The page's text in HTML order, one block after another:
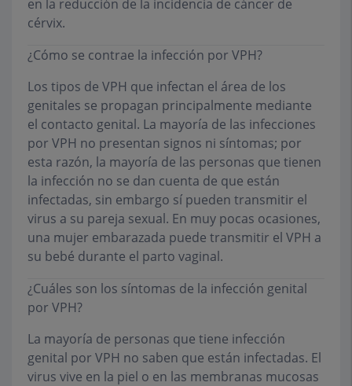
en la reducción de la incidencia de cáncer de
cérvix.
¿Cómo se contrae la infección por VPH?
Los tipos de VPH que infectan el área de los
genitales se propagan principalmente mediante
el contacto genital. La mayoría de las infecciones
por VPH no presentan signos ni síntomas; por
esta razón, la mayoría de las personas que tienen
la infección no se dan cuenta de que están
infectadas, sin embargo sí pueden transmitir el
virus a su pareja sexual. En muy pocas ocasiones,
una mujer embarazada puede transmitir el VPH a
su bebé durante el parto vaginal.
¿Cuáles son los síntomas de la infección genital
por VPH?
La mayoría de personas que tiene infección
genital por VPH no saben que están infectadas. El
virus vive en la piel o en las membranas mucosas